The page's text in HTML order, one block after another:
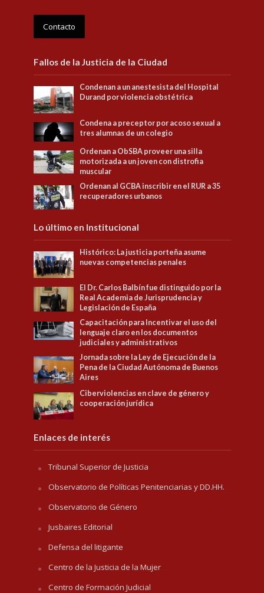
Contacto
Fallos de la Justicia de la Ciudad
Condenan a un anestesista del Hospital
Durand por violencia obstétrica
Condena a preceptor por acoso sexual a
tres alumnas de un colegio
Ordenan a ObSBA proveer una silla
motorizada a un joven con distrofia
muscular
Ordenan al GCBA inscribir en el RUR a 35
recuperadores urbanos
Lo último en Institucional
Histórico: La justicia porteña asume
nuevas competencias penales
El Dr. Carlos Balbín fue distinguido por la
Real Academia de Jurisprudencia y
Legislación de España
Capacitación para Incentivar el uso del
lenguaje claro en los documentos
judiciales y administrativos
Jornada sobre la Ley de Ejecución de la
Pena de la Ciudad Autónoma de Buenos
Aires
Ciberviolencias en clave de género y
cooperación jurídica
Enlaces de interés
Tribunal Superior de Justicia
Observatorio de Políticas Penitenciarias y DD.HH.
Observatorio de Género
Jusbaires Editorial
Defensa del litigante
Centro de la Justicia de la Mujer
Centro de Formación Judicial